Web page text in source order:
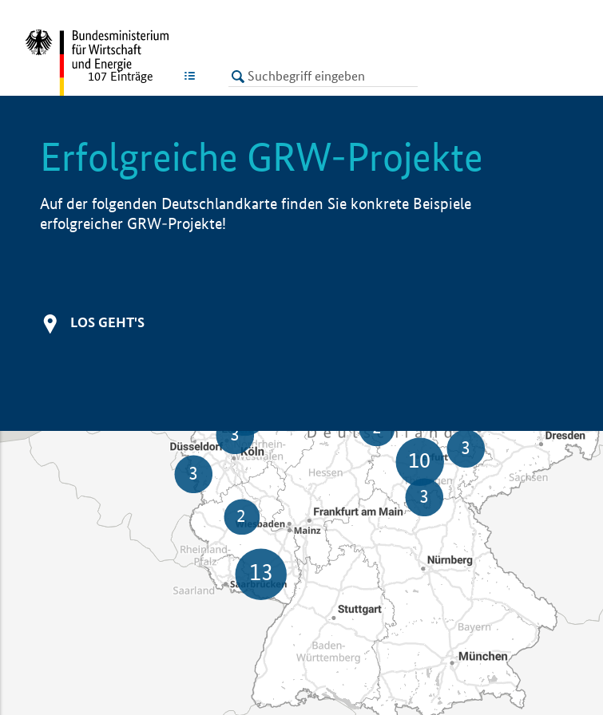
LISTE
107 Einträge
Erfolgreiche GRW-Projekte
Auf der folgenden Deutschlandkarte finden Sie konkrete Beispiele
erfolgreicher GRW-Projekte!
LOS GEHT'S